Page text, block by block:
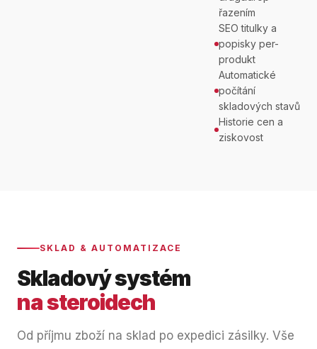
řazením
SEO titulky a
popisky per-
produkt
Automatické
počítání
skladových stavů
Historie cen a
ziskovost
SKLAD & AUTOMATIZACE
Skladový systém
na steroidech
Od příjmu zboží na sklad po expedici zásilky. Vše